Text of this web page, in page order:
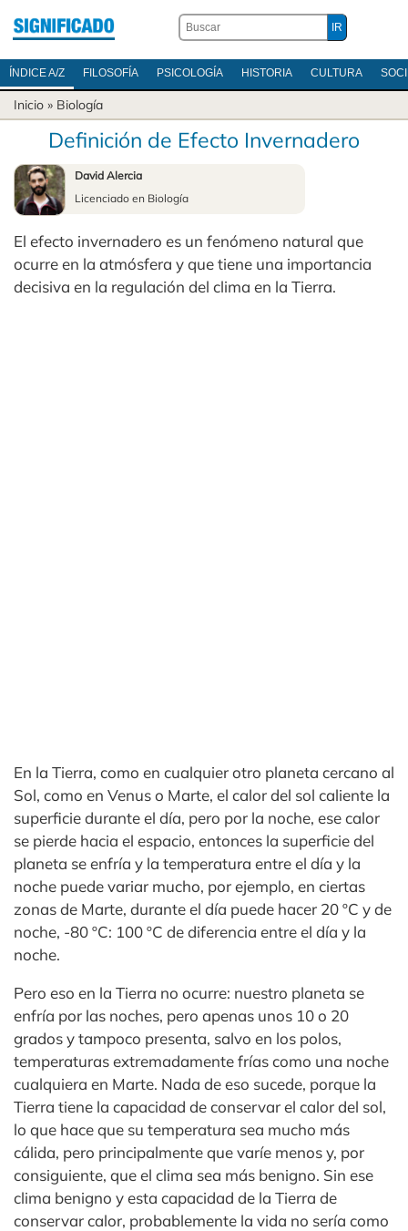
ÍNDICE A/Z FILOSOFÍA PSICOLOGÍA HISTORIA CULTURA
Inicio » Biología
Definición de Efecto Invernadero
David Alercia
Licenciado en Biología
El efecto invernadero es un fenómeno natural que
ocurre en la atmósfera y que tiene una importancia
decisiva en la regulación del clima en la Tierra.
En la Tierra, como en cualquier otro planeta cercano al
Sol, como en Venus o Marte, el calor del sol caliente la
superficie durante el día, pero por la noche, ese calor
se pierde hacia el espacio, entonces la superficie del
planeta se enfría y la temperatura entre el día y la
noche puede variar mucho, por ejemplo, en ciertas
zonas de Marte, durante el día puede hacer 20 ºC y de
noche, -80 ºC: 100 ºC de diferencia entre el día y la
noche.
Pero eso en la Tierra no ocurre: nuestro planeta se
enfría por las noches, pero apenas unos 10 o 20
grados y tampoco presenta, salvo en los polos,
temperaturas extremadamente frías como una noche
cualquiera en Marte. Nada de eso sucede, porque la
Tierra tiene la capacidad de conservar el calor del sol,
lo que hace que su temperatura sea mucho más
cálida, pero principalmente que varíe menos y, por
consiguiente, que el clima sea más benigno. Sin ese
clima benigno y esta capacidad de la Tierra de
conservar calor, probablemente la vida no sería como